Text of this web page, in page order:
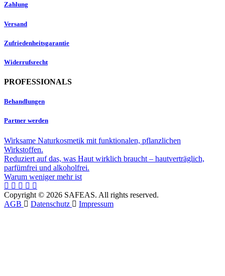
Zahlung
Versand
Zufriedenheitsgarantie
Widerrufsrecht
PROFESSIONALS
Behandlungen
Partner werden
Wirksame Naturkosmetik mit funktionalen, pflanzlichen
Wirkstoffen.
Reduziert auf das, was Haut wirklich braucht – hautverträglich,
parfümfrei und alkoholfrei.
Warum weniger mehr ist
Copyright © 2026 SAFEAS. All rights reserved.
AGB
Datenschutz Impressum